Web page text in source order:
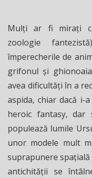
Mulţi ar fi miraţi
zoologie
împerecherile de
grifonul şi
avea dificultăţi în a
aspida, chiar dacă i-
heroic fantasy, dar
populează lumile
unor modele mult
suprapunere
antichităţii se